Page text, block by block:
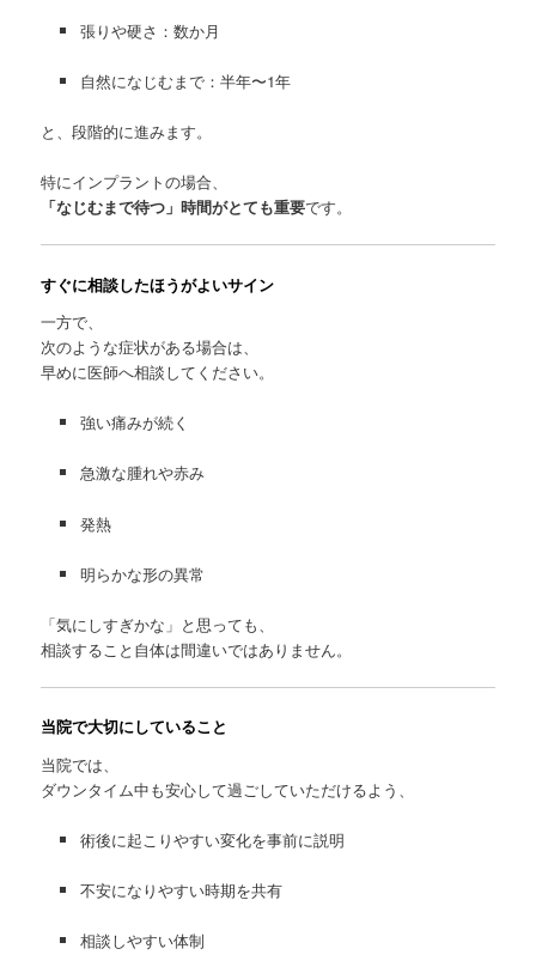
張りや硬さ：数か月
自然になじむまで：半年〜1年
と、段階的に進みます。
特にインプラントの場合、
「なじむまで待つ」時間がとても重要です。
すぐに相談したほうがよいサイン
一方で、
次のような症状がある場合は、
早めに医師へ相談してください。
強い痛みが続く
急激な腫れや赤み
発熱
明らかな形の異常
「気にしすぎかな」と思っても、
相談すること自体は間違いではありません。
当院で大切にしていること
当院では、
ダウンタイム中も安心して過ごしていただけるよう、
術後に起こりやすい変化を事前に説明
不安になりやすい時期を共有
相談しやすい体制